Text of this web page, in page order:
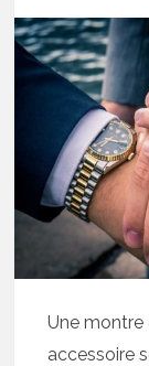
Une montre
accessoire